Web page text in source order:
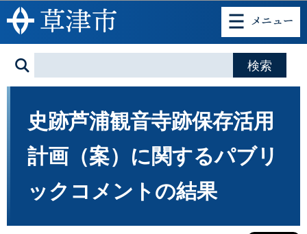
このページの本文へ移動
史跡芦浦観音寺跡保存活用
計画（案）に関するパブリ
ックコメントの結果